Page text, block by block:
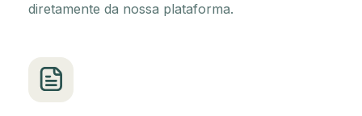
diretamente da nossa plataforma.